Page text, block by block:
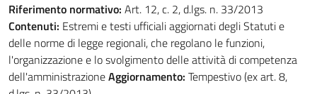
Riferimento normativo: Art. 12, c. 2, d.lgs. n. 33/2013
Contenuti: Estremi e testi ufficiali aggiornati degli Statuti e
delle norme di legge regionali, che regolano le funzioni,
l'organizzazione e lo svolgimento delle attività di competenza
dell'amministrazioneAggiornamento: Tempestivo (ex art. 8,